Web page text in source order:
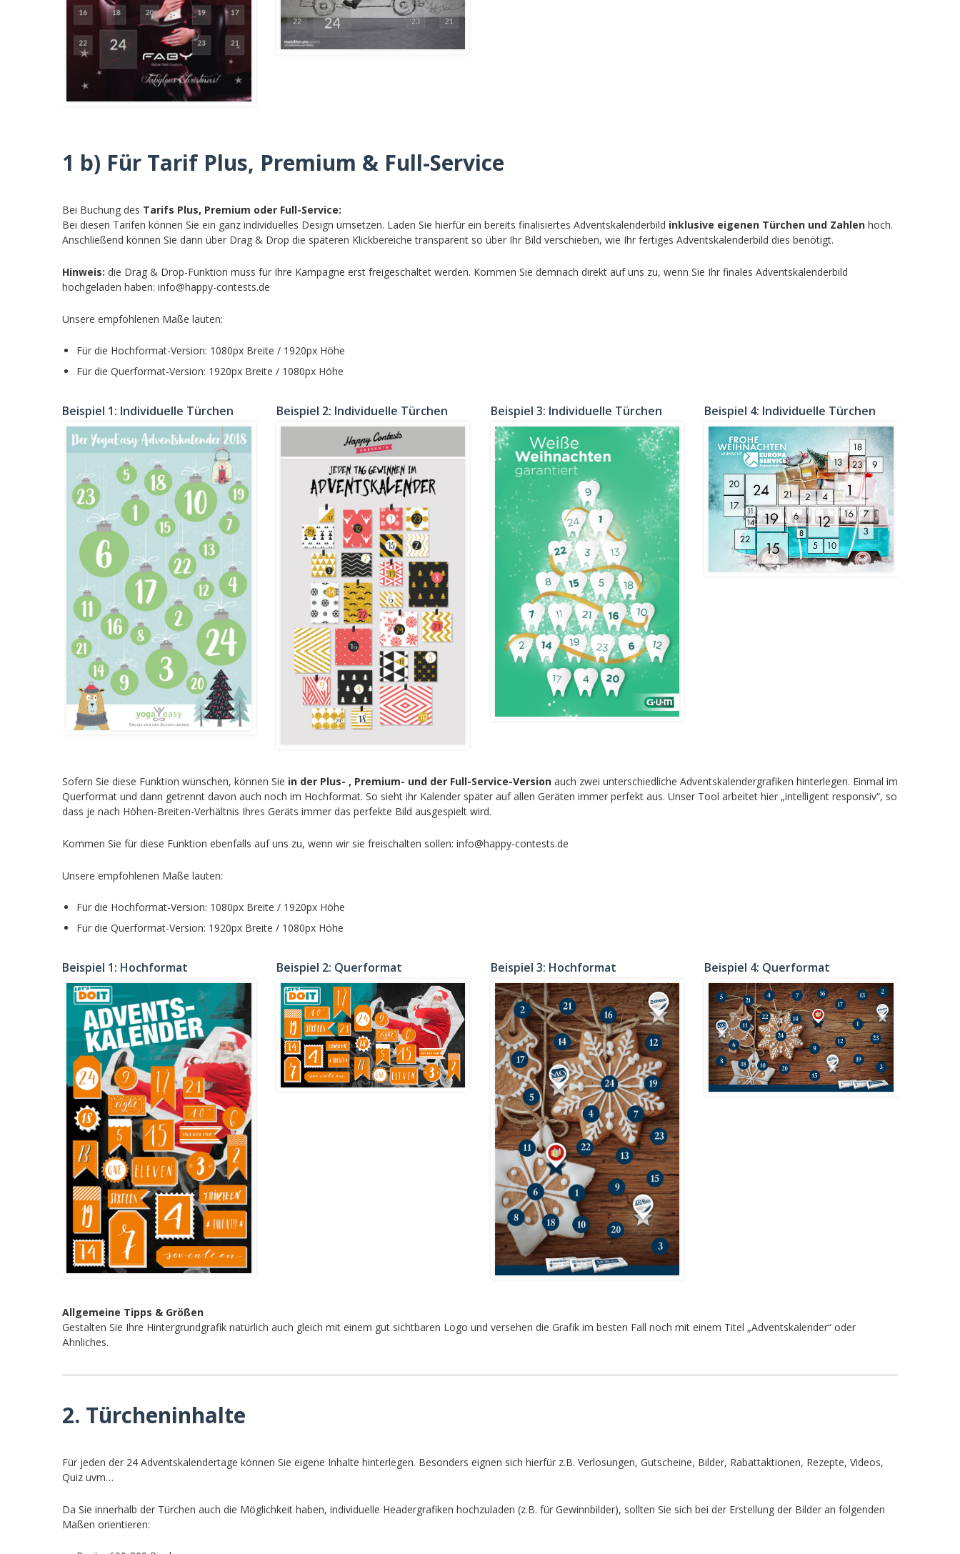
1 b) Für Tarif Plus, Premium & Full-Service
Bei Buchung des Tarifs Plus, Premium oder Full-Service:
Bei diesen Tarifen können Sie ein ganz individuelles Design umsetzen. Laden Sie hierfür ein bereits finalisiertes Adventskalenderbild inklusive eigenen Türchen und Zahlen hoch.
Anschließend können Sie dann über Drag & Drop die späteren Klickbereiche transparent so über Ihr Bild verschieben, wie Ihr fertiges Adventskalenderbild dies benötigt.
Hinweis: die Drag & Drop-Funktion muss für Ihre Kampagne erst freigeschaltet werden. Kommen Sie demnach direkt auf uns zu, wenn Sie Ihr finales Adventskalenderbild
hochgeladen haben: info@happy-contests.de
Unsere empfohlenen Maße lauten:
Für die Hochformat-Version: 1080px Breite / 1920px Höhe
Für die Querformat-Version: 1920px Breite / 1080px Höhe
Beispiel 1: Individuelle Türchen Beispiel 2: Individuelle Türchen Beispiel 3: Individuelle Türchen Beispiel 4: Individuelle Türchen
Sofern Sie diese Funktion wünschen, können Sie in der Plus- , Premium- und der Full-Service-Version auch zwei unterschiedliche Adventskalendergrafiken hinterlegen. Einmal im
Querformat und dann getrennt davon auch noch im Hochformat. So sieht ihr Kalender später auf allen Geräten immer perfekt aus. Unser Tool arbeitet hier „intelligent responsiv“, so
dass je nach Höhen-Breiten-Verhältnis Ihres Geräts immer das perfekte Bild ausgespielt wird.
Kommen Sie für diese Funktion ebenfalls auf uns zu, wenn wir sie freischalten sollen: info@happy-contests.de
Unsere empfohlenen Maße lauten:
Für die Hochformat-Version: 1080px Breite / 1920px Höhe
Für die Querformat-Version: 1920px Breite / 1080px Höhe
Beispiel 1: Hochformat Beispiel 2: Querformat Beispiel 3: Hochformat Beispiel 4: Querformat
Allgemeine Tipps & Größen
Gestalten Sie Ihre Hintergrundgrafik natürlich auch gleich mit einem gut sichtbaren Logo und versehen die Grafik im besten Fall noch mit einem Titel „Adventskalender“ oder
Ähnliches.
2. Türcheninhalte
Für jeden der 24 Adventskalendertage können Sie eigene Inhalte hinterlegen. Besonders eignen sich hierfür z.B. Verlosungen, Gutscheine, Bilder, Rabattaktionen, Rezepte, Videos,
Quiz uvm…
Da Sie innerhalb der Türchen auch die Möglichkeit haben, individuelle Headergrafiken hochzuladen (z.B. für Gewinnbilder), sollten Sie sich bei der Erstellung der Bilder an folgenden
Maßen orientieren: